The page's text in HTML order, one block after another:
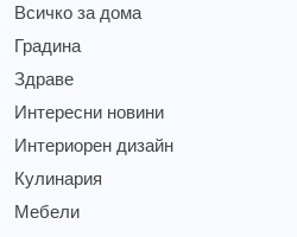
Всичко за дома
Градина
Здраве
Интересни новини
Интериорен дизайн
Кулинария
Мебели